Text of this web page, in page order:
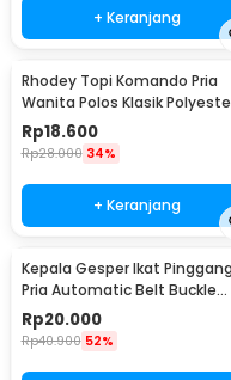
+ Keranjang
Rhodey Topi Komando Pria
Wanita Polos Klasik
F314
Rp18.600
Rp28.000 34%
+ Keranjang
Kepala Gesper Ikat Pinggang
Pria Automatic Belt Buckle
Metal Model 4 - 620
Rp20.000
Rp40.900 52%